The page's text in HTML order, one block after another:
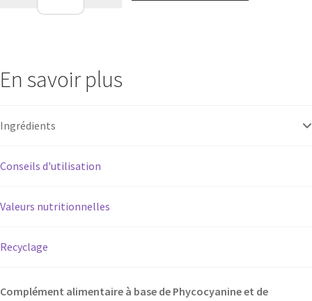
Phycocyanine
En savoir plus
Ingrédients
Conseils d'utilisation
Valeurs nutritionnelles
Recyclage
Complément alimentaire à base de Phycocyanine et de